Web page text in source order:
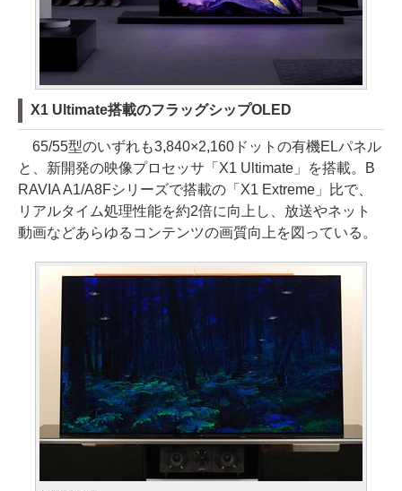
X1 Ultimate搭載のフラッグシップOLED
65/55型のいずれも3,840×2,160ドットの有機ELパネル
と、新開発の映像プロセッサ「X1 Ultimate」を搭載。B
RAVIA A1/A8Fシリーズで搭載の「X1 Extreme」比で、
リアルタイム処理性能を約2倍に向上し、放送やネット
動画などあらゆるコンテンツの画質向上を図っている。